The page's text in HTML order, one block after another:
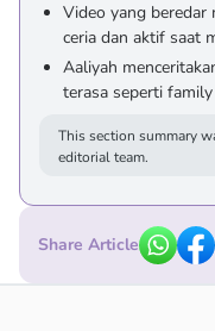
Video yang
ceria dan aktif saat
Aaliyah
terasa seperti family
This section summary
editorial team.
Share Article